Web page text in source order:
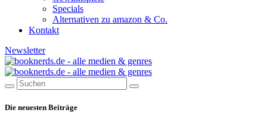
Specials
Alternativen zu amazon & Co.
Kontakt
Newsletter
Die neuesten Beiträge